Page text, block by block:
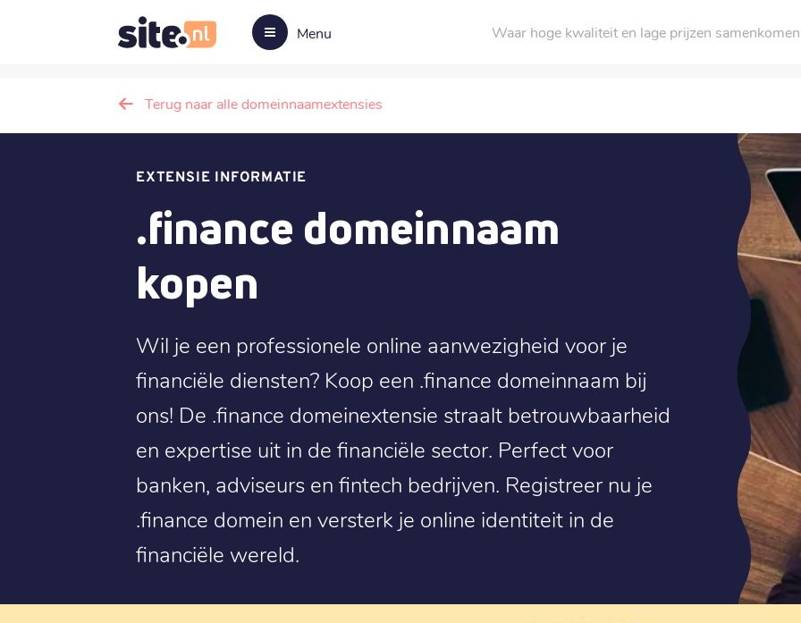
Menu Waar hoge kwaliteit en lage prijzen samenkomen
Terug naar alle domeinnaamextensies
EXTENSIE INFORMATIE
.finance domeinnaam
kopen
Wil je een professionele online aanwezigheid voor je
financiële diensten? Koop een .finance domeinnaam bij
ons! De .finance domeinextensie straalt betrouwbaarheid
en expertise uit in de financiële sector. Perfect voor
banken, adviseurs en fintech bedrijven. Registreer nu je
.finance domein en versterk je online identiteit in de
financiële wereld.